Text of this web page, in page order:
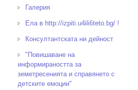
Галерия
Ела в http://izpiti.u4ili6teto.bg/ !
Консултантската ни дейност
"Повишаване на
информираността за
земетресенията и справянето с
детските емоции"